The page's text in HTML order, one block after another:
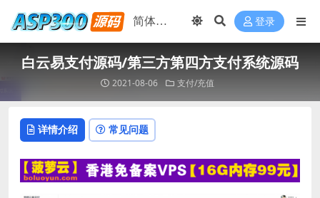
登录
白云易支付源码/第三方第四方支付系统源码
2021-08-06 支付/充值
详情介绍 常见问题